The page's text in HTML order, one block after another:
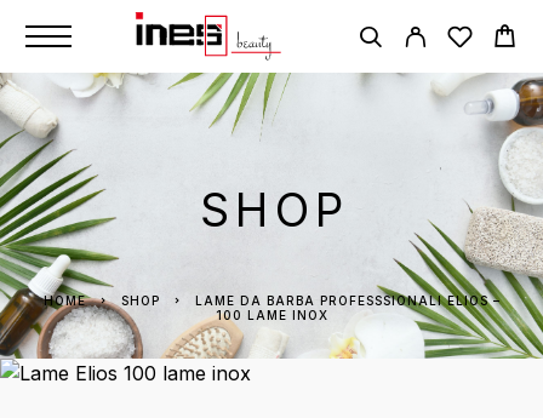
SHOP
HOME SHOP
LAME DA BARBA PROFESSSIONALI ELIOS –
100 LAME INOX